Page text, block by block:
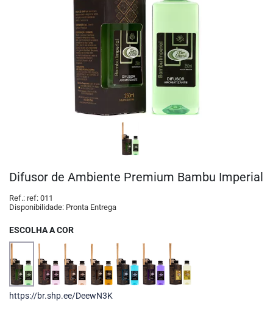
Difusor de Ambiente Premium Bambu Imperial
Ref.: ref: 011
Disponibilidade: Pronta Entrega
ESCOLHA A COR
https://br.shp.ee/DeewN3K